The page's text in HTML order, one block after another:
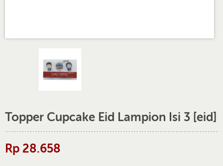
Topper Cupcake Eid Lampion Isi 3 [eid]
Rp 28.658